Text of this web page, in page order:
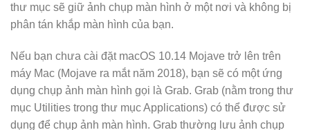
thư mục sẽ giữ ảnh chụp màn hình ở một nơi và không bị
phân tán khắp màn hình của bạn.
Nếu bạn chưa cài đặt macOS 10.14 Mojave trở lên trên
máy Mac (Mojave ra mắt năm 2018), bạn sẽ có một ứng
dụng chụp ảnh màn hình gọi là Grab. Grab (nằm trong thư
mục Utilities trong thư mục Applications) có thể được sử
dụng để chụp ảnh màn hình. Grab thường lưu ảnh chụp